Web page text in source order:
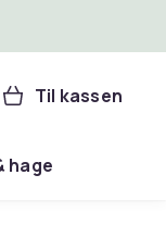
Til kassen
hage